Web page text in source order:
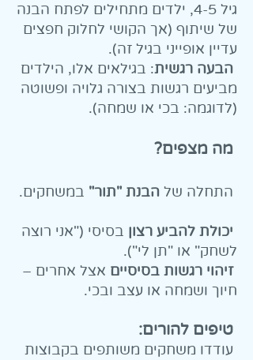
גיל 4-5, ילדים מתחילים לפתח הבנה
של שיתוף (אך הקושי לחלוק חפצים
עדיין אופייני בגיל זה).
הבעה רגשית: בגילאים אלו, הילדים
מביעים רגשות בצורה גלויה ופשוטה
(לדוגמה: בכי או שמחה).
מה מצפים?
התחלה של הבנת "תור" במשחקים.
יכולת להביע רצון בסיסי ("אני רוצה
לשחק" או "תן לי").
זיהוי רגשות בסיסיים אצל אחרים –
חיוך ושמחה או עצב ובכי.
טיפים להורים:
עודדו משחקים משותפים בקבוצות